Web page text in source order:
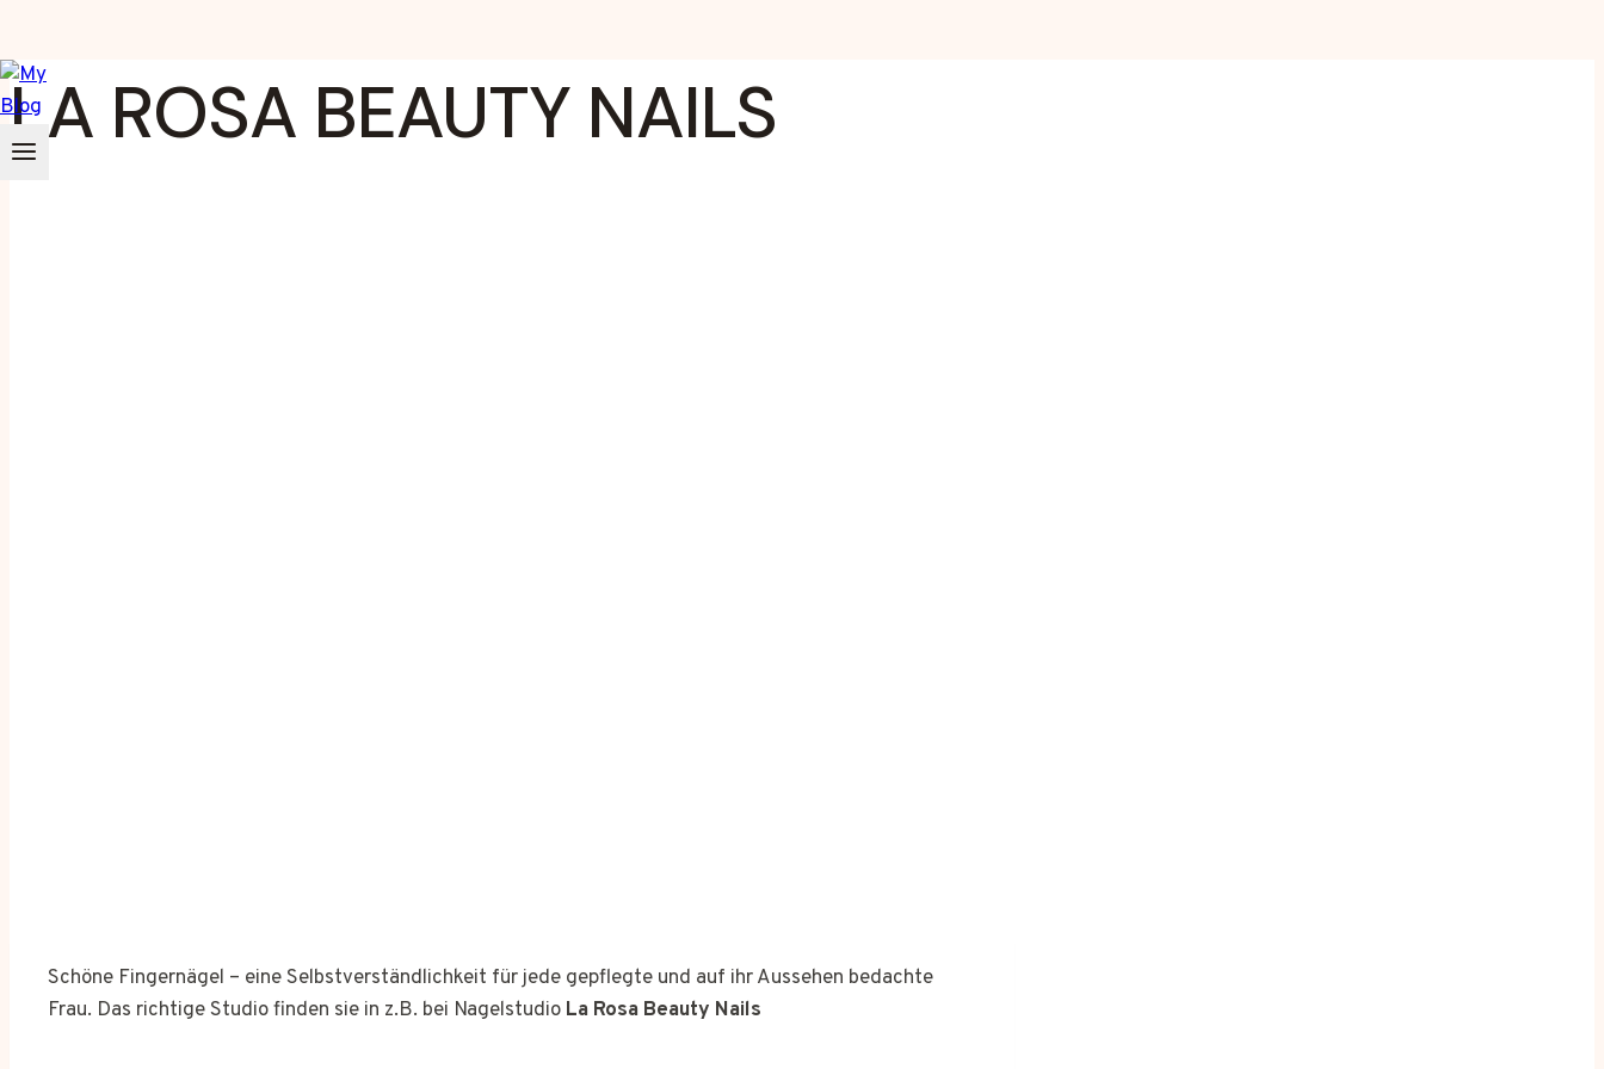
Zum
Inhalt
springen
LA ROSA BEAUTY NAILS
Schöne Fingernägel – eine Selbstverständlichkeit für jede gepflegte und auf ihr Aussehen bedachte
Frau. Das richtige Studio finden sie in z.B. bei Nagelstudio La Rosa Beauty Nails